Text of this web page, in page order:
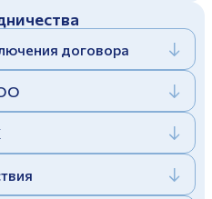
вы соглашаетесь
вы соглашаетесь
©
договора